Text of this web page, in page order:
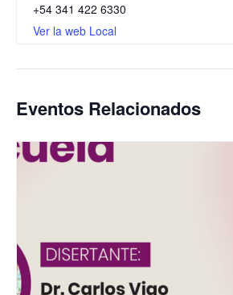
+54 341 422 6330
Ver la web Local
Eventos Relacionados